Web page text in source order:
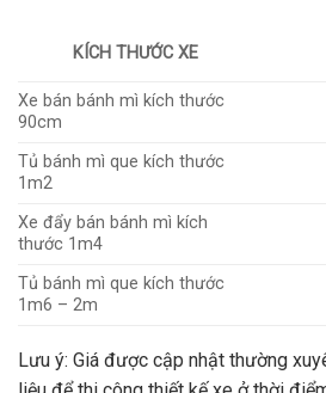
KÍCH THƯỚC XE
Xe bán bánh mì kích thước
90cm
Tủ bánh mì que kích thước
1m2
Xe đẩy bán bánh mì kích
thước 1m4
Tủ bánh mì que kích thước
1m6 – 2m
Lưu ý: Giá được cập nhật thường